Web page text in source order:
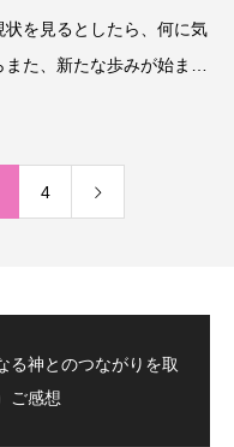
を見るとしたら、何に気
た、新たな歩みが始まっ
4
神とのつながりを取
ご感想